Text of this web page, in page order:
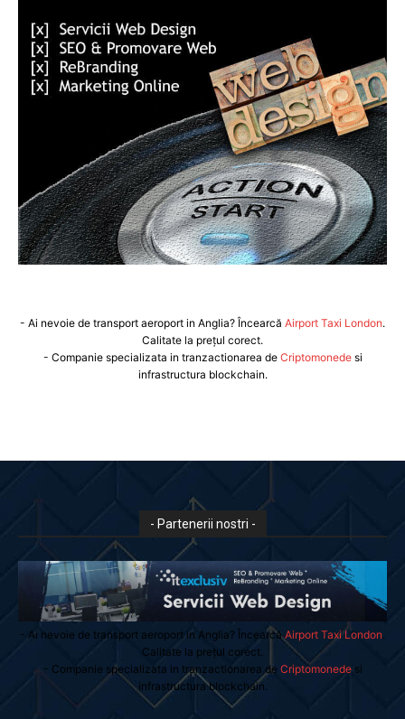
- Ai nevoie de transport aeroport in Anglia? Încearcă Airport Taxi London.
Calitate la prețul corect.
- Companie specializata in tranzactionarea de Criptomonedesi
infrastructura blockchain.
- Partenerii nostri -
- Ai nevoie de transport aeroport in Anglia? Încearcă Airport Taxi London
Calitate la prețul corect.
- Companie specializata in tranzactionarea de Criptomonedesi
infrastructura blockchain.